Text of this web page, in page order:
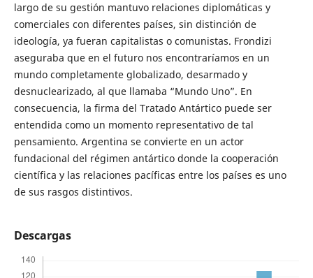
largo de su gestión mantuvo relaciones diplomáticas y
comerciales con diferentes países, sin distinción de
ideología, ya fueran capitalistas o comunistas. Frondizi
aseguraba que en el futuro nos encontraríamos en un
mundo completamente globalizado, desarmado y
desnuclearizado, al que llamaba “Mundo Uno”. En
consecuencia, la firma del Tratado Antártico puede ser
entendida como un momento representativo de tal
pensamiento. Argentina se convierte en un actor
fundacional del régimen antártico donde la cooperación
científica y las relaciones pacíficas entre los países es uno
de sus rasgos distintivos.
Descargas